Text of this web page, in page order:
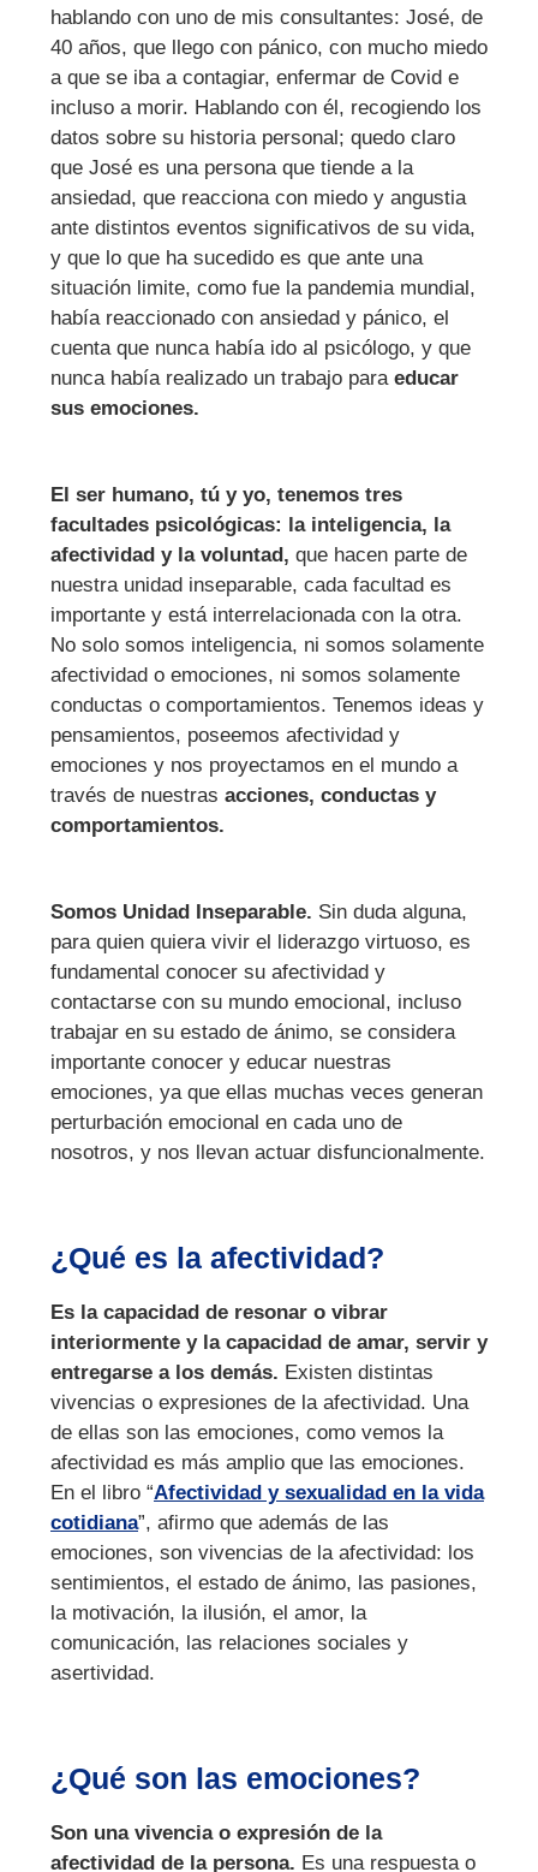
hablando con uno de mis consultantes: José, de
40 años, que llego con pánico, con mucho miedo
a que se iba a contagiar, enfermar de Covid e
incluso a morir. Hablando con él, recogiendo los
datos sobre su historia personal; quedo claro
que José es una persona que tiende a la
ansiedad, que reacciona con miedo y angustia
ante distintos eventos significativos de su vida,
y que lo que ha sucedido es que ante una
situación limite, como fue la pandemia mundial,
había reaccionado con ansiedad y pánico, el
cuenta que nunca había ido al psicólogo, y que
nunca había realizado un trabajo para educar
sus emociones.
El ser humano, tú y yo, tenemos tres
facultades psicológicas: la inteligencia, la
afectividad y la voluntad, que hacen parte de
nuestra unidad inseparable, cada facultad es
importante y está interrelacionada con la otra.
No solo somos inteligencia, ni somos solamente
afectividad o emociones, ni somos solamente
conductas o comportamientos. Tenemos ideas y
pensamientos, poseemos afectividad y
emociones y nos proyectamos en el mundo a
través de nuestras acciones, conductas y
comportamientos.
Somos Unidad Inseparable. Sin duda alguna,
para quien quiera vivir el liderazgo virtuoso, es
fundamental conocer su afectividad y
contactarse con su mundo emocional, incluso
trabajar en su estado de ánimo, se considera
importante conocer y educar nuestras
emociones, ya que ellas muchas veces generan
perturbación emocional en cada uno de
nosotros, y nos llevan actuar disfuncionalmente.
¿Qué es la afectividad?
Es la capacidad de resonar o vibrar
interiormente y la capacidad de amar, servir y
entregarse a los demás. Existen distintas
vivencias o expresiones de la afectividad. Una
de ellas son las emociones, como vemos la
afectividad es más amplio que las emociones.
En el libro “Afectividad y sexualidad en la vida
cotidiana”, afirmo que además de las
emociones, son vivencias de la afectividad: los
sentimientos, el estado de ánimo, las pasiones,
la motivación, la ilusión, el amor, la
comunicación, las relaciones sociales y
asertividad.
¿Qué son las emociones?
Son una vivencia o expresión de la
afectividad de la persona. Es una respuesta o